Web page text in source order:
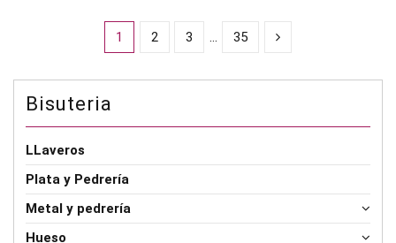
1 2 3 … 35
Bisuteria
LLaveros
Plata y Pedrería
Metal y pedrería
Hueso